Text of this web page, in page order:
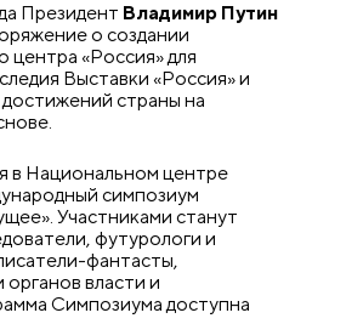
Президент Владимир Путин
о создании
центра «Россия» для
Выставки «Россия» и
страны на
в Национальном центре
симпозиум
Участниками станут
футурологи и
фантасты,
власти и
Симпозиума доступна